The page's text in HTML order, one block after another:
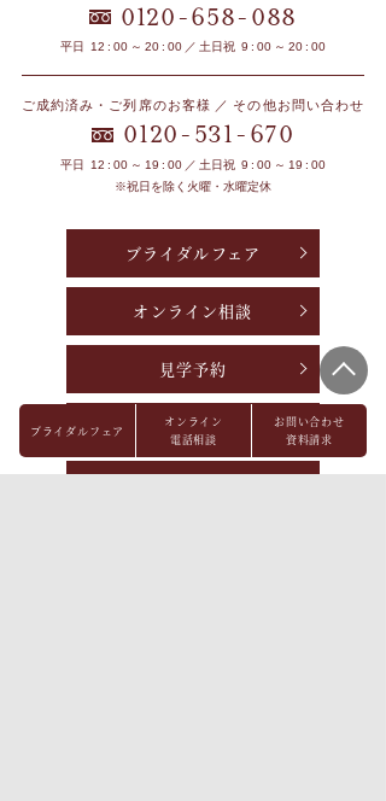
0120 -658- 088
平日 12 : 00 ～ 20 : 00 ／ 土日祝 9 : 00 ～ 20 : 00
ご成約済み・ご列席のお客様 ／ その他お問い合わせ
0120 - 531 - 670
平日 12 : 00 ～ 19 : 00 ／ 土日祝 9 : 00 ～ 19 : 00
※祝日を除く火曜・水曜定休
ブライダルフェア
オンライン相談
見学予約
資料請求
ブライダルフェア
オンライン
電話相談
お問い合わせ
資料請求